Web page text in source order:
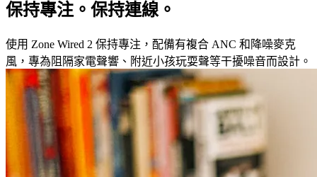
保持專注。保持連線。
使用 Zone Wired 2 保持專注，配備有複合 ANC 和降噪麥克
風，專為阻隔家電聲響、附近小孩玩耍聲等干擾噪音而設計。